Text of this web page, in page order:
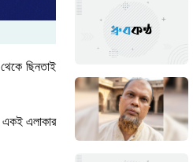
থেকে ছিনতাই
একই এলাকার